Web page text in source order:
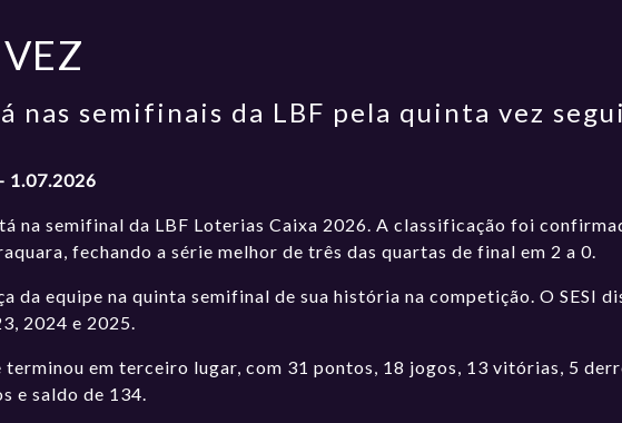
nas semifinais da LBF pela quinta vez
1.07.2026
na semifinal da LBF Loterias Caixa 2026. A classificação foi
fechando a série melhor de três das quartas de final em 2 a 0.
da equipe na quinta semifinal de sua história na competição. O SESI
2024 e 2025.
em terceiro lugar, com 31 pontos, 18 jogos, 13 vitórias, 5
e saldo de 134.